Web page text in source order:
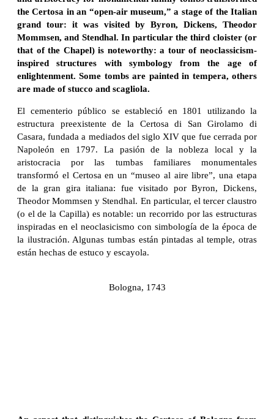
the Certosa in an “open-air museum,” a stage of the Italian
grand tour: it was visited by Byron, Dickens, Theodor
Mommsen, and Stendhal. In particular the third cloister (or
that of the Chapel) is noteworthy: a tour of neoclassicism-
inspired structures with symbology from the age of
enlightenment. Some tombs are painted in tempera, others
are made of stucco and scagliola.
El cementerio público se estableció en 1801 utilizando la
estructura preexistente de la Certosa di San Girolamo di
Casara, fundada a mediados del siglo XIV que fue cerrada por
Napoleón en 1797. La pasión de la nobleza local y la
aristocracia por las tumbas familiares monumentales
transformó el Certosa en un “museo al aire libre”, una etapa
de la gran gira italiana: fue visitado por Byron, Dickens,
Theodor Mommsen y Stendhal. En particular, el tercer claustro
(o el de la Capilla) es notable: un recorrido por las estructuras
inspiradas en el neoclasicismo con simbología de la época de
la ilustración. Algunas tumbas están pintadas al temple, otras
están hechas de estuco y escayola.
Bologna, 1743